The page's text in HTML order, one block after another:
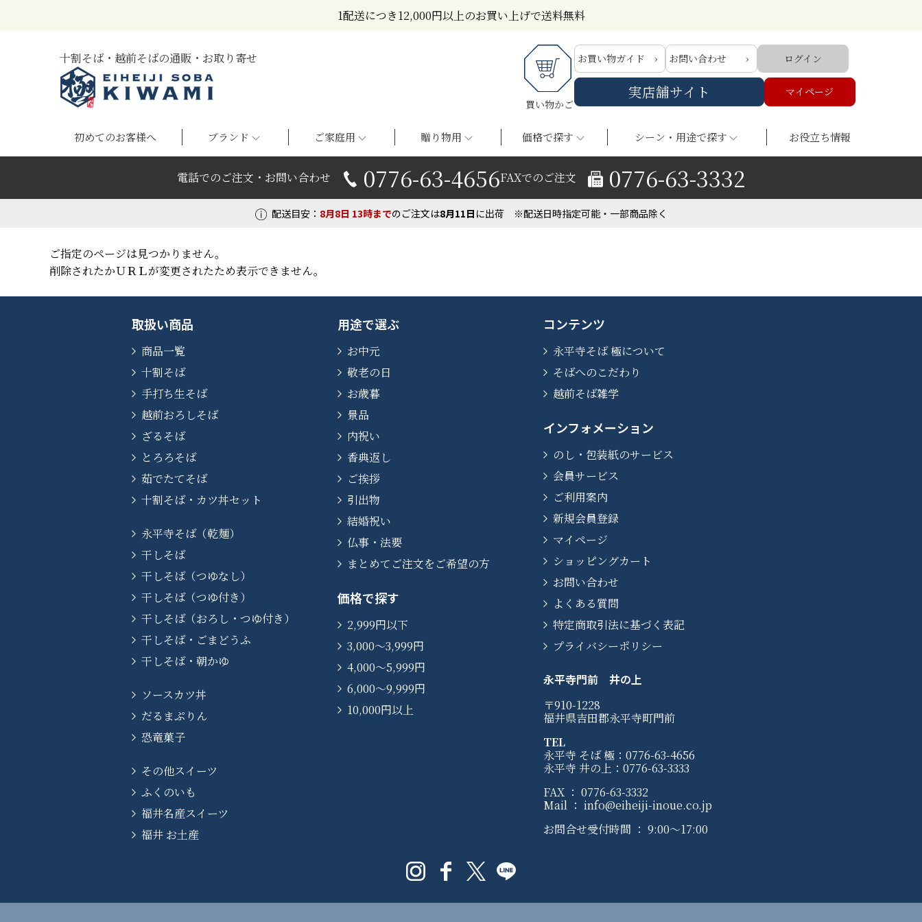
1配送につき12,000円以上のお買い上げで送料無料
十割そば・越前そばの通販・お取り寄せ
買い物かご
お買い物ガイド お問い合わせ ログイン
実店舗サイト マイページ
初めてのお客様へ ブランド ご家庭用 贈り物用 価格で探す シーン・用途で探す お役立ち情報
電話でのご注文・お問い合わせ 0776-63-4656FAXでのご注文 0776-63-3332
配送目安： 8月8日 13時までのご注文は8月11日 に出荷 ※配送日時指定可能・一部商品除く
ご指定のページは見つかりません。
削除されたかＵＲＬが変更されたため表示できません。
取扱い商品
商品一覧
十割そば
手打ち生そば
越前おろしそば
ざるそば
とろろそば
茹でたてそば
十割そば・カツ丼セット
永平寺そば（乾麺）
干しそば
干しそば（つゆなし）
干しそば（つゆ付き）
干しそば（おろし・つゆ付き）
干しそば・ごまどうふ
干しそば・朝かゆ
ソースカツ丼
だるまぷりん
恐竜菓子
その他スイーツ
ふくのいも
福井名産スイーツ
福井 お土産
用途で選ぶ
お中元
敬老の日
お歳暮
景品
内祝い
香典返し
ご挨拶
引出物
結婚祝い
仏事・法要
まとめてご注文をご希望の方
価格で探す
2,999円以下
3,000〜3,999円
4,000〜5,999円
6,000〜9,999円
10,000円以上
コンテンツ
永平寺そば 極について
そばへのこだわり
越前そば雑学
インフォメーション
のし・包装紙のサービス
会員サービス
ご利用案内
新規会員登録
マイページ
ショッピングカート
お問い合わせ
よくある質問
特定商取引法に基づく表記
プライバシーポリシー
永平寺門前 井の上
〒910-1228
福井県吉田郡永平寺町門前
TEL
永平寺 そば 極：0776-63-4656
永平寺 井の上：0776-63-3333
FAX ： 0776-63-3332
Mail ： info@eiheiji-inoue.co.jp
お問合せ受付時間 ： 9:00〜17:00